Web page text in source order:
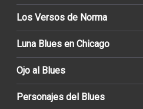
Los Versos de Norma
Luna Blues en Chicago
Ojo al Blues
Personajes del Blues